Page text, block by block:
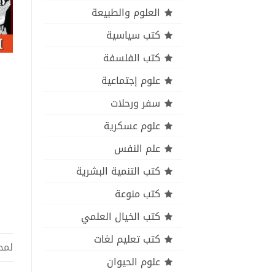
العلوم والطبيعة
كتب سياسية
كتب الفلسفة
علوم إجتماعية
سفر ورحلات
علوم عسكرية
علم النفس
كتب التنمية البشرية
كتب منوعة
كتب الخيال العلمي
كتب تعليم لغات
علوم الحيوان